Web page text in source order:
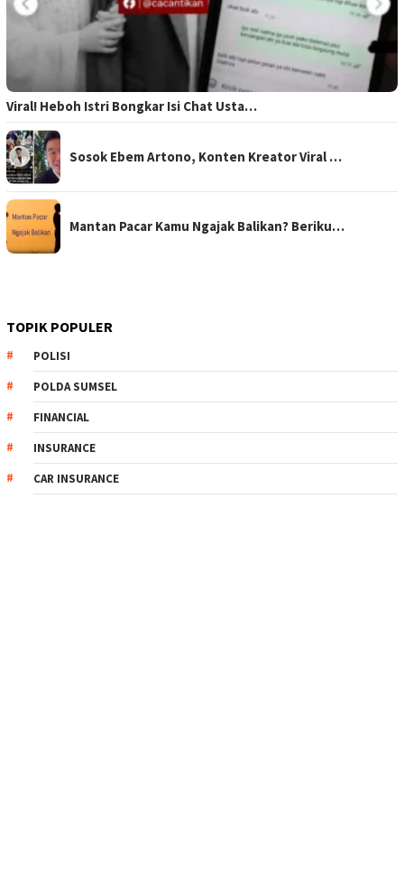
Viral! Heboh Istri Bongkar Isi Chat Usta…
Sosok Ebem Artono, Konten Kreator Viral …
Mantan Pacar Kamu Ngajak Balikan? Beriku…
TOPIK POPULER
POLISI
POLDA SUMSEL
FINANCIAL
INSURANCE
CAR INSURANCE